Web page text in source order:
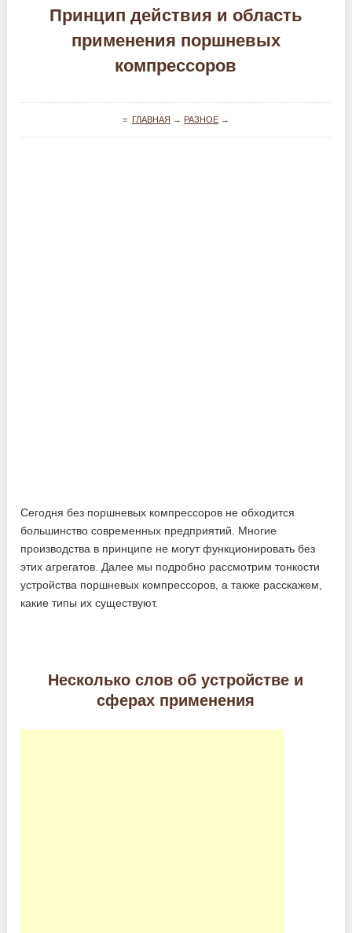
Принцип действия и область
применения поршневых
компрессоров
≡ ГЛАВНАЯ → РАЗНОЕ→
Сегодня без поршневых компрессоров не обходится
большинство современных предприятий. Многие
производства в принципе не могут функционировать без
этих агрегатов. Далее мы подробно рассмотрим тонкости
устройства поршневых компрессоров, а также расскажем,
какие типы их существуют.
Несколько слов об устройстве и
сферах применения